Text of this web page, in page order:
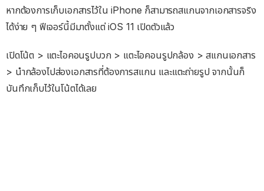
หากต้องการเก็บเอกสารไว้ใน iPhone ก็สามารถสแกนจากเอกสารจริง
ได้ง่าย ๆ ฟีเจอร์นี้มีมาตั้งแต่ iOS 11 เปิดตัวแล้ว
เปิดโน้ต > แตะไอคอนรูปบวก > แตะไอคอนรูปกล้อง > สแกนเอกสาร
> นำกล้องไปส่องเอกสารที่ต้องการสแกน และแตะถ่ายรูป จากนั้นก็
บันทึกเก็บไว้ในโน้ตได้เลย